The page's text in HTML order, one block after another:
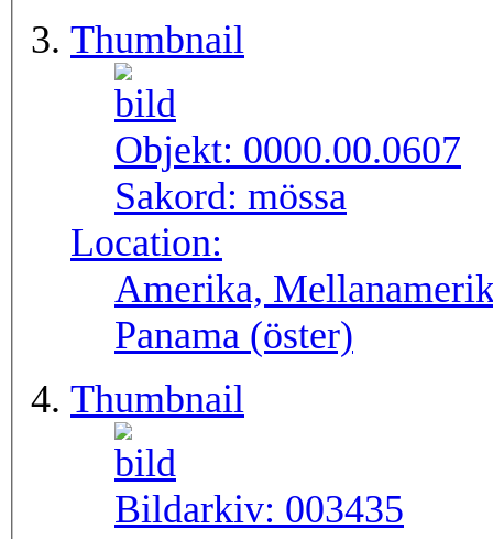
Thumbnail
Objekt: 0000.00.0607
Sakord: mössa
Location:
Amerika,
Panama (öster)
Thumbnail
Bildarkiv: 003435